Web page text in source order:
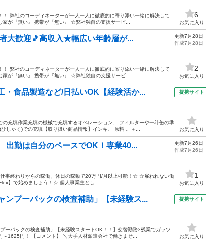
弊社のコーディネーターが一人一人に徹底的に寄り添い一緒に解決して
が『無い』 携帯が『無い』 ☆弊社独自の支援サービ...
6
お気に入り
大歓迎🎵高収入★幅広い年齢層が...
弊社のコーディネーターが一人一人に徹底的に寄り添い一緒に解決して
が『無い』 携帯が『無い』 ☆弊社独自の支援サービ...
更新7月28日
作成7月28日
2
お気に入り
・食品製造など/日払いOK【経験活か...
充填作業充填の機械で充填するオペレーション、 フィルターや一斗缶の準
しゃく)での充填【取り扱い商品情報】インキ、 原料 。＋...
提携サイト
お気に入り
勤は自分のペースでOK！専業40...
終わりからの稼働、休日の稼動で20万円/月以上可能！☆ ☆雇われない働
】で始めましょう！☆ 個人事業主とし...
更新7月26日
作成7月26日
1
お気に入り
ンプーパックの検査補助」【未経験ス...
ーパックの検査補助」【未経験スタートOK！！】交替勤務×残業でガッツ
1625円！ 【コメント】 ＼大手人材派遣会社で働きませ...
提携サイト
お気に入り